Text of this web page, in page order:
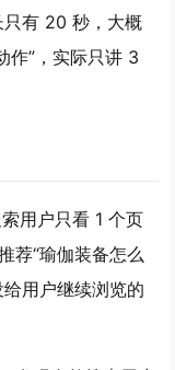
只有 20 秒，大概
作”，实际只讲 3
用户只看 1 个页
荐“瑜伽装备怎么
用户继续浏览的